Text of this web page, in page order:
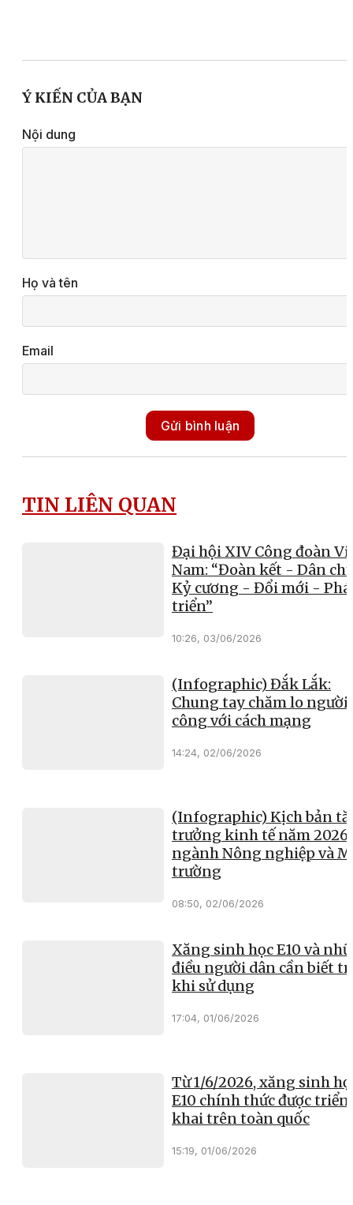
Ý KIẾN CỦA BẠN
Nội dung
Họ và tên
Email
Gửi bình luận
TIN LIÊN QUAN
Đại hội XIV Công đoàn
Nam: “Đoàn kết - Dân
Kỷ cương - Đổi mới -
triển”
10:26, 03/06/2026
(Infographic) Đắk Lắk:
Chung tay chăm lo người
công với cách mạng
14:24, 02/06/2026
(Infographic) Kịch bản
trưởng kinh tế năm 2026
ngành Nông nghiệp và
trường
08:50, 02/06/2026
Xăng sinh học E10 và
điều người dân cần biết
khi sử dụng
17:04, 01/06/2026
Từ 1/6/2026, xăng sinh
E10 chính thức được triển
khai trên toàn quốc
15:19, 01/06/2026